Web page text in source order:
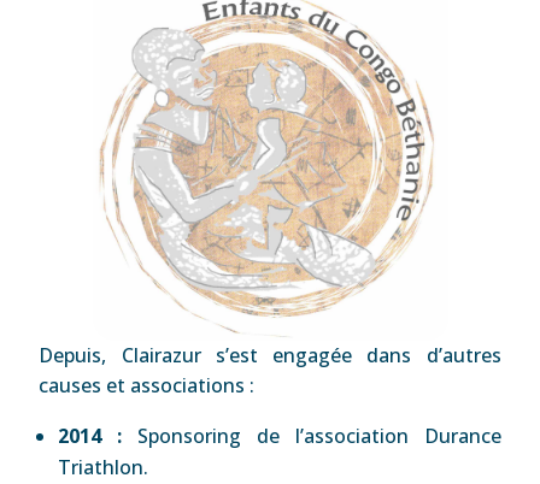
Depuis, Clairazur s’est engagée dans d’autres
causes et associations :
2014 : Sponsoring de l’association Durance
Triathlon.